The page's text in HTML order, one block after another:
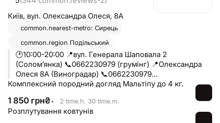
Київ, вул. Олександра Олеся, 8А
common.nearest-metro: Сирець
common.region Подільський
🕑10:00-20:00 📍вул. Генерала Шаповала 2
(Соломʼянка) 📞0662230979 (грумінг) 📍Олександра
Олеся 8А (Виноградар) 📞0662230979
(грумінг+зоошоп)
Комплексний породний догляд Мальтіпу до 4 кг.
1 850 грн₴• 2 time.h. 30 time.m.
Розплутування ковтунів